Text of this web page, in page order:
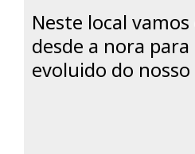
Neste local
desde a nora
evoluido do